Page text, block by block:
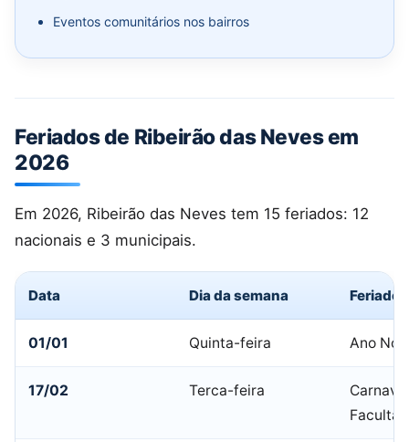
Eventos comunitários nos bairros
Feriados de Ribeirão das Neves em
2026
Em 2026, Ribeirão das Neves tem 15 feriados: 12
nacionais e 3 municipais.
Data Dia da semana Feriado
01/01 Quinta-feira Ano
17/02 Terca-feira